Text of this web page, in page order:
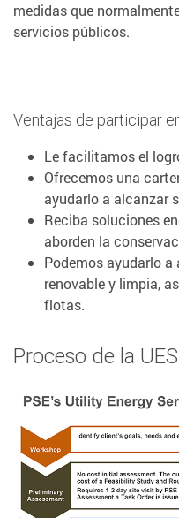
medidas que
servicios públicos.
Ventajas de participar
Le facilitamos el
Ofrecemos una
ayudarlo a alcanzar
Reciba soluciones
aborden la
Podemos ayudarlo a
renovable y limpia,
flotas.
Proceso de la